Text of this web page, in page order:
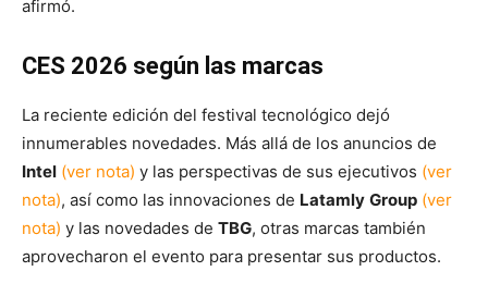
afirmó.
CES 2026 según las marcas
La reciente edición del festival tecnológico dejó
innumerables novedades. Más allá de los anuncios de
Intel (ver nota) y las perspectivas de sus ejecutivos (ver
nota), así como las innovaciones de Latamly Group (ver
nota) y las novedades de TBG, otras marcas también
aprovecharon el evento para presentar sus productos.